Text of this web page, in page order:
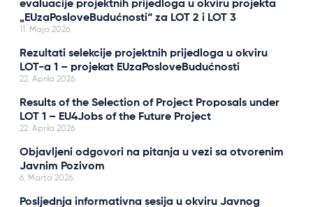
evaluacije projektnih prijedloga u okviru projekta
„EUzaPosloveBudućnosti“ za LOT 2 i LOT 3
11. Maja 2026.
Rezultati selekcije projektnih prijedloga u okviru
LOT-a 1 – projekat EUzaPosloveBudućnosti
22. Aprila 2026.
Results of the Selection of Project Proposals under
LOT 1 – EU4Jobs of the Future Project
22. Aprila 2026.
Objavljeni odgovori na pitanja u vezi sa otvorenim
Javnim Pozivom
6. Marta 2026.
Posljednja informativna sesija u okviru Javnog